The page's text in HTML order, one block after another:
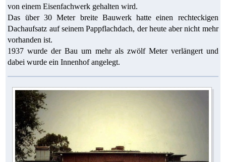
von einem Eisenfachwerk gehalten wird.
Das über 30 Meter breite Bauwerk hatte einen rechteckigen
Dachaufsatz auf seinem Pappflachdach, der heute aber nicht mehr
vorhanden ist.
1937 wurde der Bau um mehr als zwölf Meter verlängert und
dabei wurde ein Innenhof angelegt.